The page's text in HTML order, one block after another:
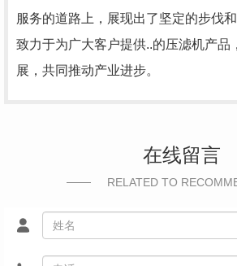
服务的道路上，展现出了坚定的步伐
致力于为广大客户提供..的压滤机产品
展，共同推动产业进步。
在线留言
RELATED TO